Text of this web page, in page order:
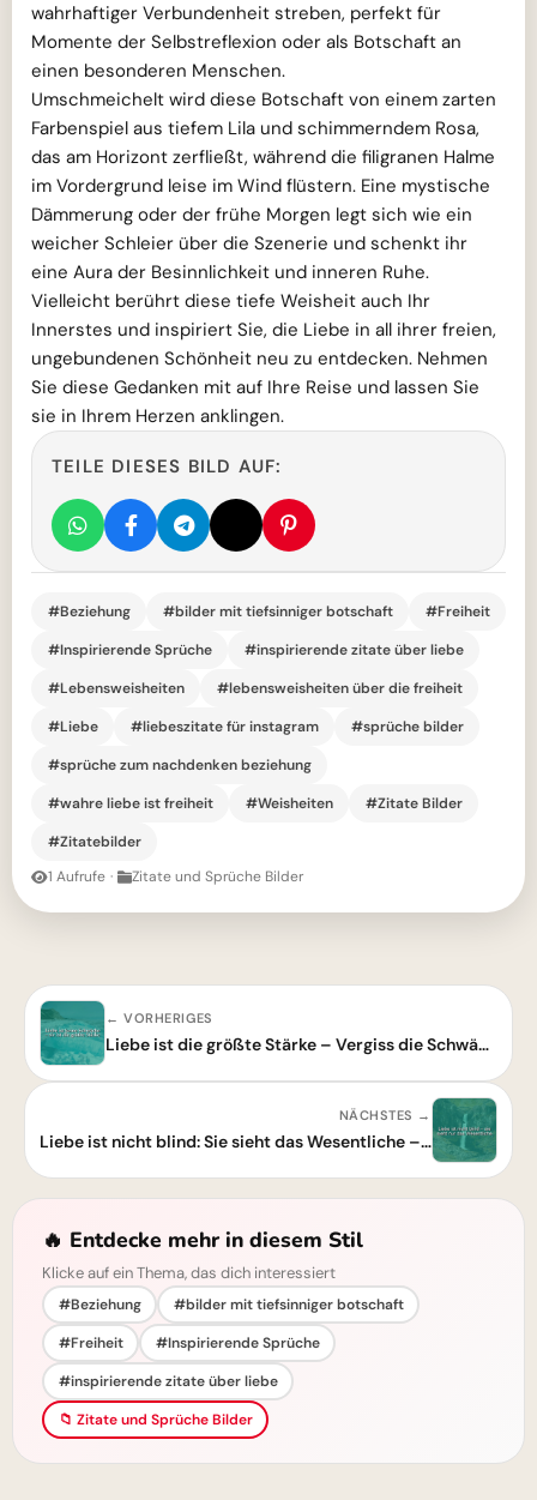
wahrhaftiger Verbundenheit streben, perfekt für
Momente der Selbstreflexion oder als Botschaft an
einen besonderen Menschen.
Umschmeichelt wird diese Botschaft von einem zarten
Farbenspiel aus tiefem Lila und schimmerndem Rosa,
das am Horizont zerfließt, während die filigranen Halme
im Vordergrund leise im Wind flüstern. Eine mystische
Dämmerung oder der frühe Morgen legt sich wie ein
weicher Schleier über die Szenerie und schenkt ihr
eine Aura der Besinnlichkeit und inneren Ruhe.
Vielleicht berührt diese tiefe Weisheit auch Ihr
Innerstes und inspiriert Sie, die Liebe in all ihrer freien,
ungebundenen Schönheit neu zu entdecken. Nehmen
Sie diese Gedanken mit auf Ihre Reise und lassen Sie
sie in Ihrem Herzen anklingen.
TEILE DIESES BILD AUF:
#Beziehung #bilder mit tiefsinniger botschaft
#Freiheit
#Inspirierende Sprüche
#inspirierende zitate über liebe
#Lebensweisheiten
#lebensweisheiten über die freiheit
#Liebe
#liebeszitate für instagram
#sprüche bilder
#sprüche zum nachdenken beziehung
#wahre liebe ist freiheit
#Weisheiten
#Zitate Bilder
#Zitatebilder
1 Aufrufe · Zitate und Sprüche Bilder
← VORHERIGES
Liebe ist die größte Stärke – Vergiss die Schwäche, hier kommt deine Power!
NÄCHSTES →
Liebe ist nicht blind: Sie sieht das Wesentliche – Tiefgründige Weisheit
🔥 Entdecke mehr in diesem Stil
Klicke auf ein Thema, das dich interessiert
#Beziehung
#bilder mit tiefsinniger botschaft
#Freiheit
#Inspirierende Sprüche
#inspirierende zitate über liebe
📁 Zitate und Sprüche Bilder